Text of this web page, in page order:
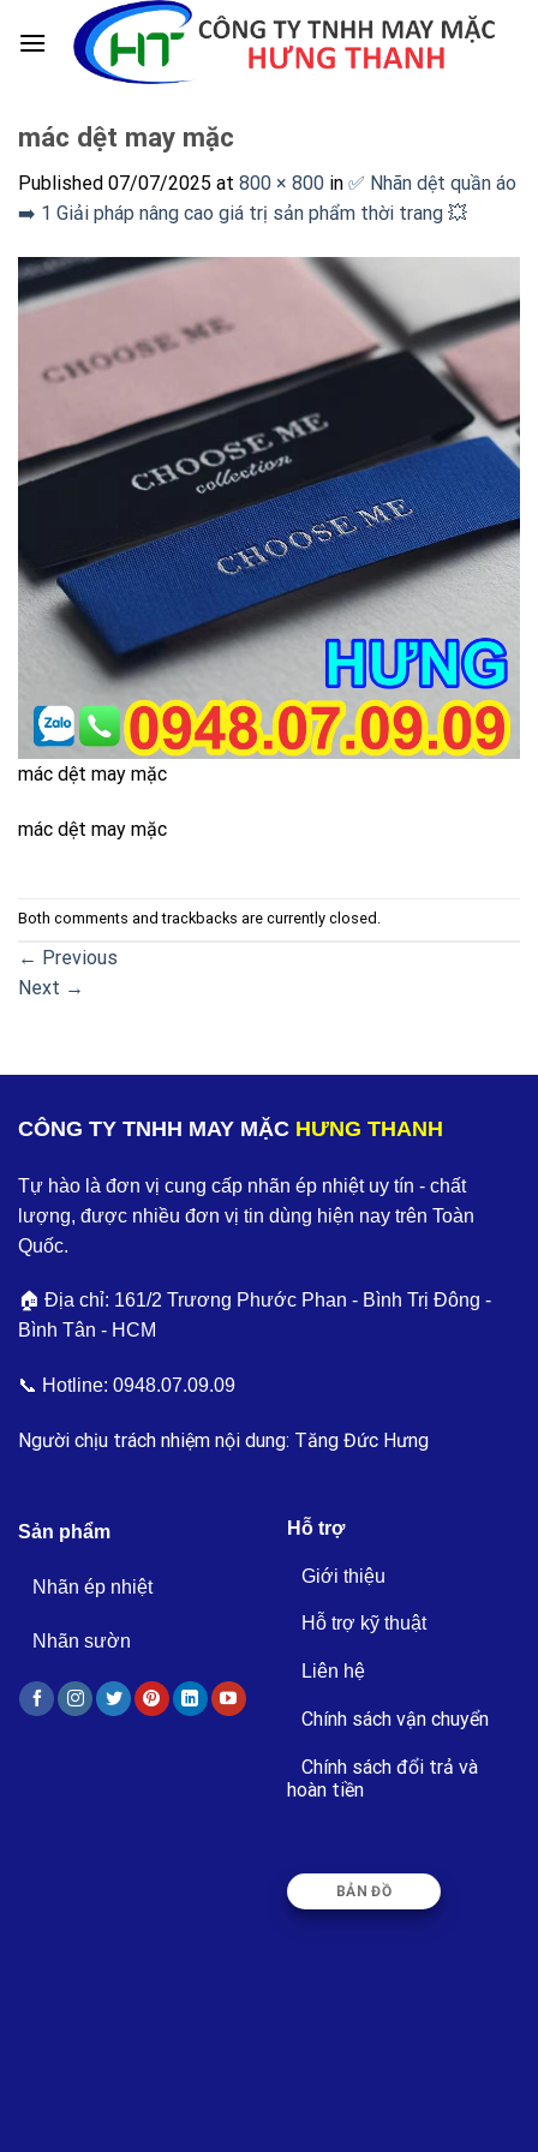
mác dệt may mặc
Published 07/07/2025 at 800 × 800 in ✅ Nhãn dệt quần áo
➡️ 1 Giải pháp nâng cao giá trị sản phẩm thời trang 💥
mác dệt may mặc
mác dệt may mặc
Both comments and trackbacks are currently closed.
← Previous
Next →
CÔNG TY TNHH MAY MẶC HƯNG THANH
Tự hào là đơn vị cung cấp nhãn ép nhiệt uy tín - chất
lượng, được nhiều đơn vị tin dùng hiện nay trên Toàn
Quốc.
🏠 Địa chỉ: 161/2 Trương Phước Phan - Bình Trị Đông -
Bình Tân - HCM
📞 Hotline: 0948.07.09.09
Người chịu trách nhiệm nội dung: Tăng Đức Hưng
Sản phẩm
Nhãn ép nhiệt
Nhãn sườn
Hỗ trợ
Giới thiệu
Hỗ trợ kỹ thuật
Liên hệ
Chính sách vận chuyển
Chính sách đổi trả và
hoàn tiền
BẢN ĐỒ